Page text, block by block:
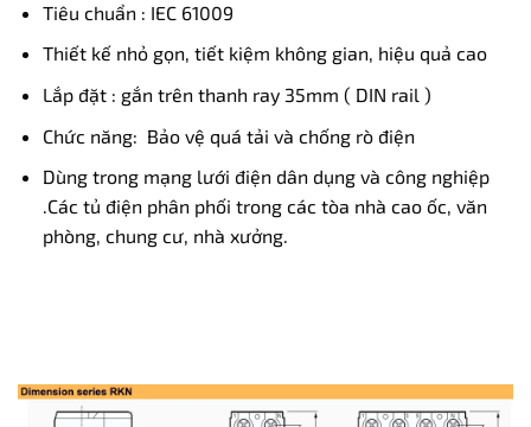
Tiêu chuẩn : IEC 61009
Thiết kế nhỏ gọn, tiết kiệm không gian, hiệu quả cao
Lắp đặt : gắn trên thanh ray 35mm ( DIN rail )
Chức năng: Bảo vệ quá tải và chống rò điện
Dùng trong mạng lưới điện dân dụng và công nghiệp
.Các tủ điện phân phối trong các tòa nhà cao ốc, văn
phòng, chung cư, nhà xưởng.